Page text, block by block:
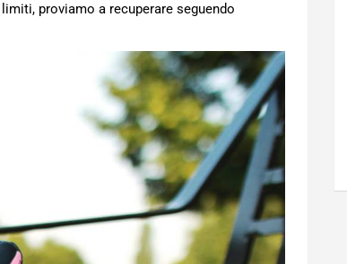
proviamo a recuperare seguendo